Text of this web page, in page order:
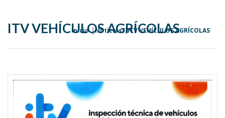
ITV VEHÍCULOS AGRÍCOLAS
Inicio Noticias ITV VEHÍCULOS AGRÍCOLAS